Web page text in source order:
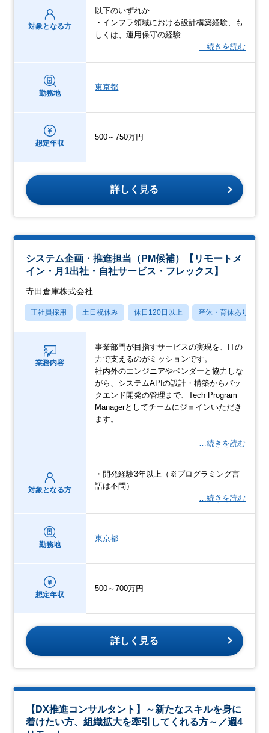
対象となる方
以下のいずれか
・インフラ領域における設計構築経験、も
しくは、運用保守の経験
…続きを読む
勤務地
東京都
想定年収
500～750万円
詳しく見る
システム企画・推進担当（PM候補）【リモートメ
イン・月1出社・自社サービス・フレックス】
寺田倉庫株式会社
正社員採用 土日祝休み 休日120日以上 産休・育休あり
業務内容
事業部門が目指すサービスの実現を、ITの
力で支えるのがミッションです。
社内外のエンジニアやベンダーと協力しな
がら、システムAPIの設計・構築からバッ
クエンド開発の管理まで、Tech Program
Managerとしてチームにジョインいただき
ます。
…続きを読む
対象となる方
・開発経験3年以上（※プログラミング言
語は不問）
…続きを読む
勤務地
東京都
想定年収
500～700万円
詳しく見る
【DX推進コンサルタント】～新たなスキルを身に
着けたい方、組織拡大を牽引してくれる方～／週4